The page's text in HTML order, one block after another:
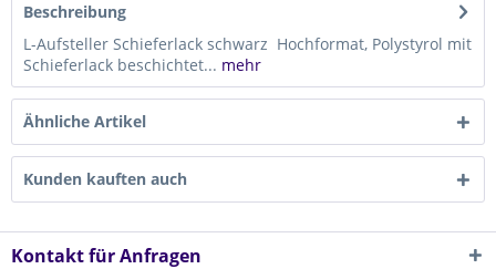
Beschreibung
L-Aufsteller Schieferlack schwarz Hochformat, Polystyrol mit
Schieferlack beschichtet... mehr
Ähnliche Artikel
Kunden kauften auch
Kontakt für Anfragen